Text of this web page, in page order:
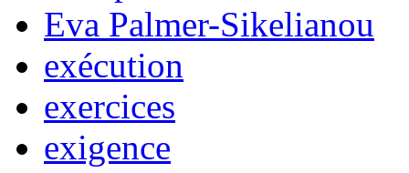
Eva Palmer-Sikelianou
exécution
exercices
exigence